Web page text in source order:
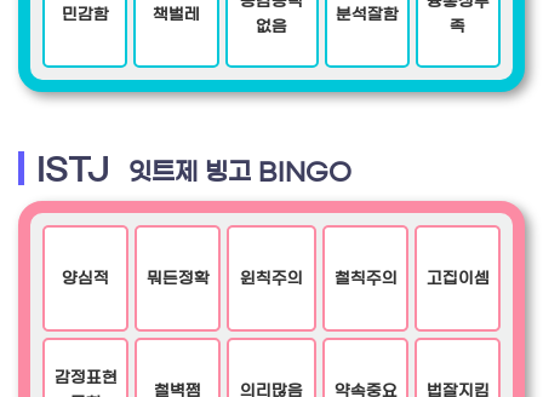
민감함 책벌레
없음
분석잘함
족
ISTJ 잇트제 빙고 BINGO
양심적 뭐든정확 윈칙주의 철칙주의 고집이셈
감정표현
철벽쩜 의리많음 약속중요 법잘지킴